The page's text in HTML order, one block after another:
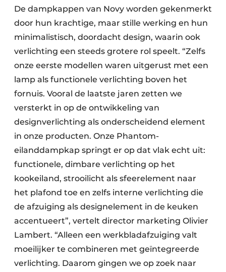
De dampkappen van Novy worden gekenmerkt
door hun krachtige, maar stille werking en hun
minimalistisch, doordacht design, waarin ook
verlichting een steeds grotere rol speelt. “Zelfs
onze eerste modellen waren uitgerust met een
lamp als functionele verlichting boven het
fornuis. Vooral de laatste jaren zetten we
versterkt in op de ontwikkeling van
designverlichting als onderscheidend element
in onze producten. Onze Phantom-
eilanddampkap springt er op dat vlak echt uit:
functionele, dimbare verlichting op het
kookeiland, strooilicht als sfeerelement naar
het plafond toe en zelfs interne verlichting die
de afzuiging als designelement in de keuken
accentueert”, vertelt director marketing Olivier
Lambert. “Alleen een werkbladafzuiging valt
moeilijker te combineren met geïntegreerde
verlichting. Daarom gingen we op zoek naar